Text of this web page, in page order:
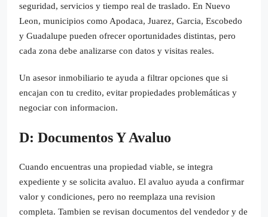
seguridad, servicios y tiempo real de traslado. En Nuevo
Leon, municipios como Apodaca, Juarez, Garcia, Escobedo
y Guadalupe pueden ofrecer oportunidades distintas, pero
cada zona debe analizarse con datos y visitas reales.
Un asesor inmobiliario te ayuda a filtrar opciones que si
encajan con tu credito, evitar propiedades problemáticas y
negociar con informacion.
D: Documentos Y Avaluo
Cuando encuentras una propiedad viable, se integra
expediente y se solicita avaluo. El avaluo ayuda a confirmar
valor y condiciones, pero no reemplaza una revision
completa. Tambien se revisan documentos del vendedor y de